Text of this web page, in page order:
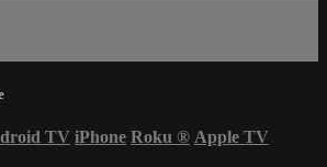
TV iPhone Roku ® Apple TV